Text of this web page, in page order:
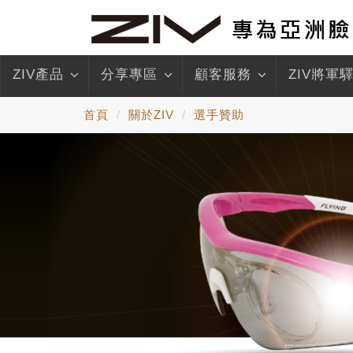
ZIV產品 分享專區 顧客服務 ZIV將軍
首頁 關於ZIV 選手贊助